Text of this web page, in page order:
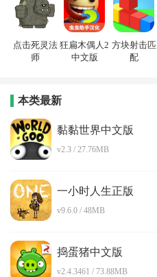
点击死灵法
师
狂扁木偶人2
中文版
方块射击匹
配
本类最新
黏黏世界中文版
v2.3 / 27.76MB
一小时人生正版
v9.6.0 / 48MB
捣蛋猪中文版
v2.4.3461 / 73.88MB